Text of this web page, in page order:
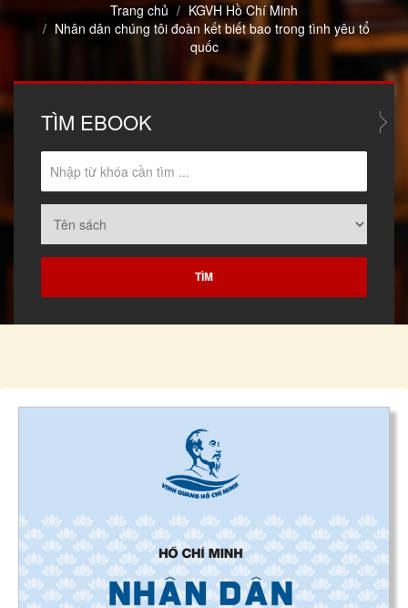
Trang chủ
KGVH Hồ Chí Minh
Nhân dân chúng tôi đoàn kết biết bao trong tình yêu tổ
quốc
TÌM EBOOK